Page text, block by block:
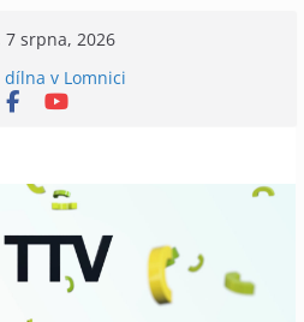
7 srpna, 2026
v Lomnici
120 let své existence